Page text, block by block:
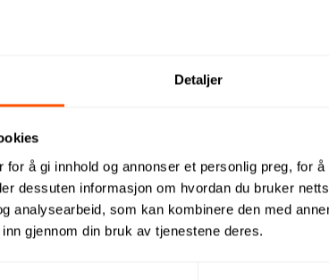
Detaljer
å gi innhold og annonser et personlig preg, for
dessuten informasjon om hvordan du bruker
analysearbeid, som kan kombinere den med
gjennom din bruk av tjenestene deres.
når det er nødvendig for å levere
av varer)
til produksjon og logistikk
videre.